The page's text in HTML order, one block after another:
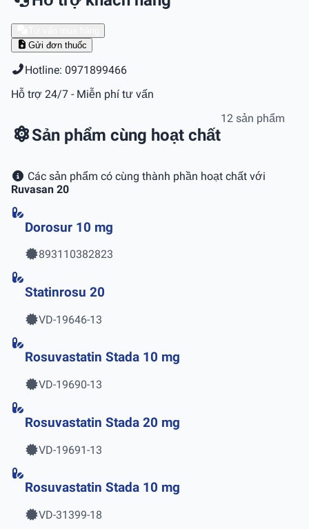
Gửi đơn thuốc
Hotline: 0971899466
Hỗ trợ 24/7 - Miễn phí tư vấn
Sản phẩm cùng hoạt chất
12 sản phẩm
Các sản phẩm có cùng thành phần hoạt chất với
Ruvasan 20
Dorosur 10 mg
893110382823
Statinrosu 20
VD-19646-13
Rosuvastatin Stada 10 mg
VD-19690-13
Rosuvastatin Stada 20 mg
VD-19691-13
Rosuvastatin Stada 10 mg
VD-31399-18